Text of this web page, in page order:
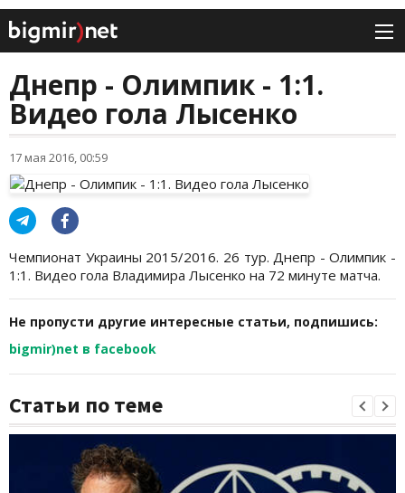
Днепр - Олимпик - 1:1.
Видео гола Лысенко
17 мая 2016, 00:59
Чемпионат Украины 2015/2016. 26 тур. Днепр - Олимпик -
1:1. Видео гола Владимира Лысенко на 72 минуте матча.
Не пропусти другие интересные статьи, подпишись:
bigmir)net в facebook
Статьи по теме